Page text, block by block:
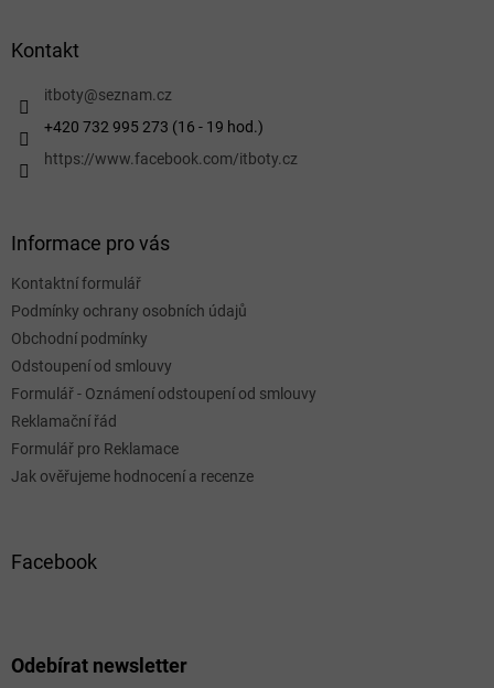
Kontakt
itboty@seznam.cz
+420 732 995 273 (16 - 19 hod.)
https://www.facebook.com/itboty.cz
Informace pro vás
Kontaktní formulář
Podmínky ochrany osobních údajů
Obchodní podmínky
Odstoupení od smlouvy
Formulář - Oznámení odstoupení od smlouvy
Reklamační řád
Formulář pro Reklamace
Jak ověřujeme hodnocení a recenze
Facebook
Odebírat newsletter